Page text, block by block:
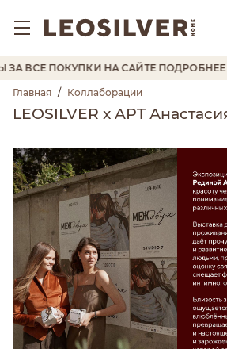
ВСЕ ПОКУПКИ НА САЙТЕПОДРОБНЕЕ →
Главная / Коллаборации
LEOSILVER x AРT